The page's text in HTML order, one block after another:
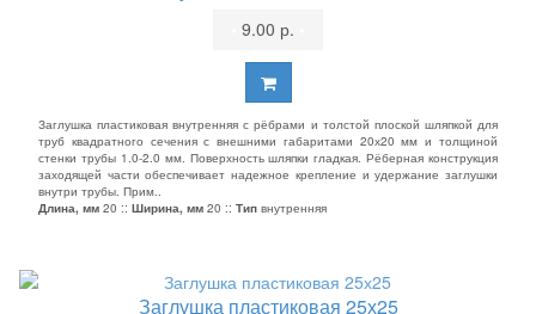
9.00 р.
Заглушка пластиковая внутренняя с рёбрами и толстой плоской шляпкой для
труб квадратного сечения с внешними габаритами 20х20 мм и толщиной
стенки трубы 1.0-2.0 мм. Поверхность шляпки гладкая. Рёберная конструкция
заходящей части обеспечивает надежное крепление и удержание заглушки
внутри трубы. Прим..
Длина, мм 20 :: Ширина, мм 20 :: Тип внутренняя
Заглушка пластиковая 25х25